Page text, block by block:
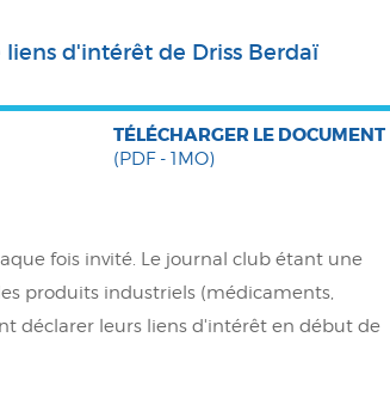
d'intérêt de Driss Berdaï
TÉLÉCHARGER LE DOCUMENT
(PDF - 1MO)
fois invité. Le journal club étant une
produits industriels (médicaments,
déclarer leurs liens d'intérêt en début de